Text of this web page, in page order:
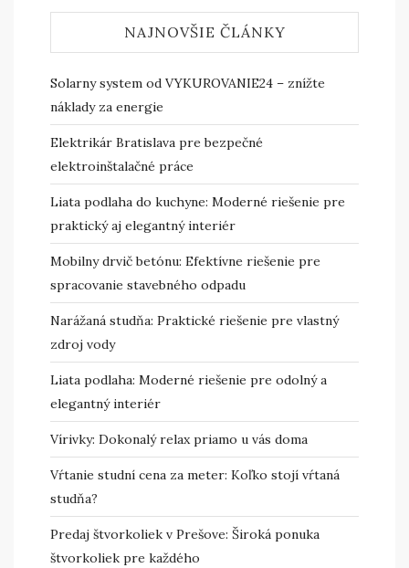
NAJNOVŠIE ČLÁNKY
Solarny system od VYKUROVANIE24 – znížte
náklady za energie
Elektrikár Bratislava pre bezpečné
elektroinštalačné práce
Liata podlaha do kuchyne: Moderné riešenie pre
praktický aj elegantný interiér
Mobilny drvič betónu: Efektívne riešenie pre
spracovanie stavebného odpadu
Narážaná studňa: Praktické riešenie pre vlastný
zdroj vody
Liata podlaha: Moderné riešenie pre odolný a
elegantný interiér
Vírivky: Dokonalý relax priamo u vás doma
Vŕtanie studní cena za meter: Koľko stojí vŕtaná
studňa?
Predaj štvorkoliek v Prešove: Široká ponuka
štvorkoliek pre každého